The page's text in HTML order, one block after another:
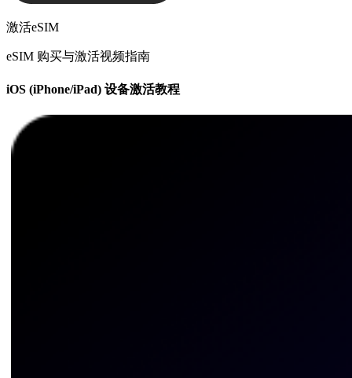
激活eSIM
eSIM 购买与激活视频指南
iOS (iPhone/iPad) 设备激活教程